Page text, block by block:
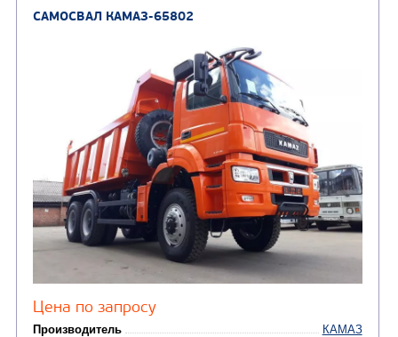
Цена по запросу
Производитель
Экологический класс
Грузоподъемность, кг
Вместимость кузова, м3
Направление разгрузки
Колесная формула